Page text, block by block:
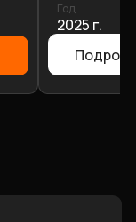
Год
2025 г.